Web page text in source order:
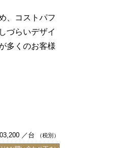
、コストパフ
づらいデザイ
多くのお客様
／台 （税別）